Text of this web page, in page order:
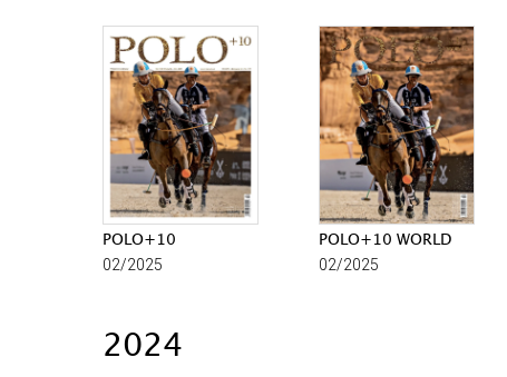
POLO+10
02/2025
POLO+10 WORLD
02/2025
2024